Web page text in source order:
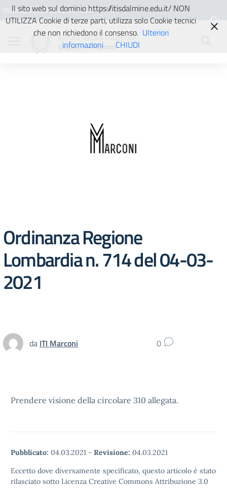
Vai ai contenuti
Vai al menu di navigazione
Vai al footer
Ministero dell'Istruzione e del
Istituto Tecnico Industriale
Guglielmo Marconi
Ordinanza Regione
Lombardia n. 714 del 04-03-
2021
da ITI Marconi 0
Prendere visione della circolare 310 allegata.
Pubblicato: 04.03.2021 - Revisione: 04.03.2021
Eccetto dove diversamente specificato, questo articolo è stato
rilasciato sotto Licenza Creative Commons Attribuzione 3.0
Il sito web sul dominio https://itisdalmine.edu.it/ NON
UTILIZZA Cookie di terze parti, utilizza solo Cookie tecnici
che non richiedono il consenso. Ulteriori
informazioni
CHIUDI